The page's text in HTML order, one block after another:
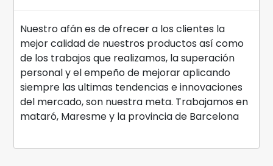
Nuestro afán es de ofrecer a los clientes la
mejor calidad de nuestros productos así como
de los trabajos que realizamos, la superación
personal y el empeño de mejorar aplicando
siempre las ultimas tendencias e innovaciones
del mercado, son nuestra meta. Trabajamos en
mataró, Maresme y la provincia de Barcelona